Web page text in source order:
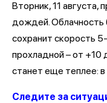
Вторник, 11
дождей. Облачность
сохранит скорость
прохладной – от +10
станет еще теплее:
Следите за